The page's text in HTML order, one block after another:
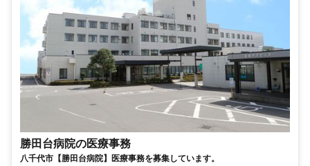
勝田台病院の医療事務
八千代市【勝田台病院】医療事務を募集しています。